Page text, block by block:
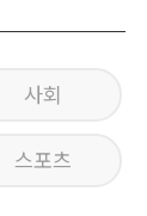
사회
스포츠